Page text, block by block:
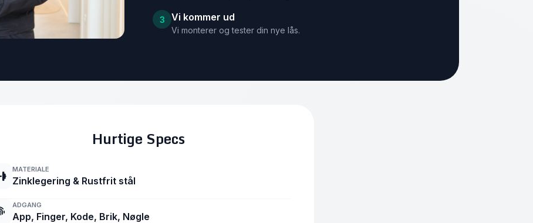
3 Vi kommer ud
Vi monterer og tester din nye lås.
Hurtige Specs
MATERIALE
Zinklegering & Rustfrit stål
ADGANG
App, Finger, Kode, Brik, Nøgle